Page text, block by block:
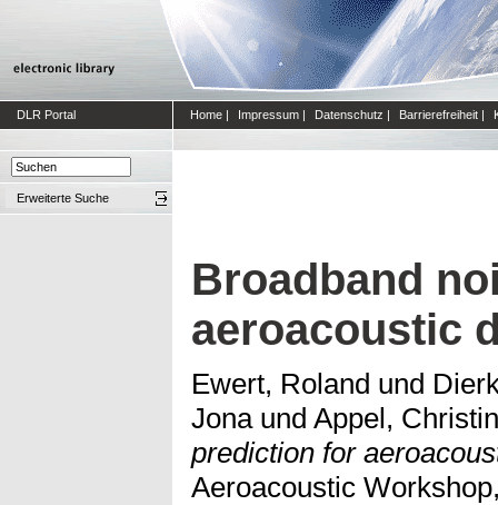
DLR Portal Home | Impressum | Datenschutz | Barrierefreiheit |
Erweiterte Suche
Broadband
aeroacoustic
Ewert, Roland und
Jonaund Appel,
prediction for
Aeroacoustic